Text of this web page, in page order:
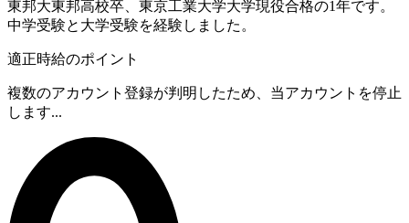
東邦大東邦高校卒、東京工業大学大学現役合格の1年です。
中学受験と大学受験を経験しました。
適正時給のポイント
複数のアカウント登録が判明したため、当アカウントを停止
します...